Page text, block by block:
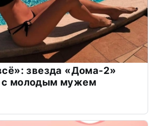
звезда «Дома-2»
с молодым мужем